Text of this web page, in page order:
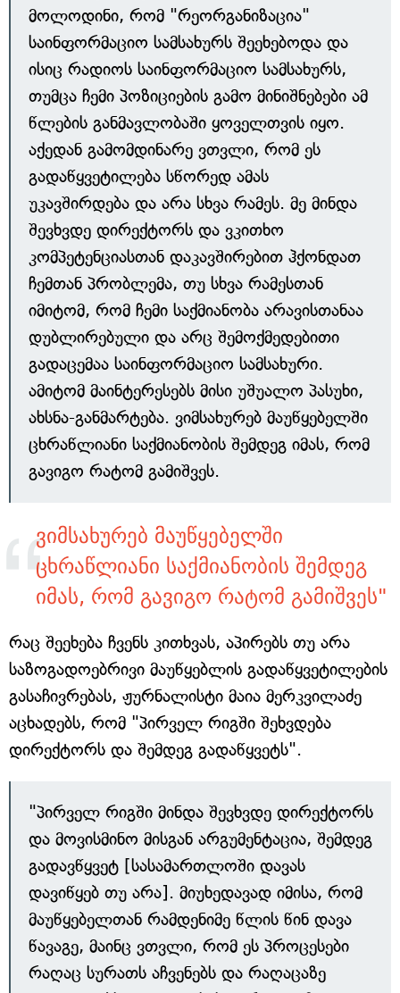
მოლოდინი, რომ "რეორგანიზაცია"
საინფორმაციო სამსახურს შეეხებოდა და
ისიც რადიოს საინფორმაციო სამსახურს,
თუმცა ჩემი პოზიციების გამო მინიშნებები ამ
წლების განმავლობაში ყოველთვის იყო.
აქედან გამომდინარე ვთვლი, რომ ეს
გადაწყვეტილება სწორედ ამას
უკავშირდება და არა სხვა რამეს. მე მინდა
შევხვდე დირექტორს და ვკითხო
კომპეტენციასთან დაკავშირებით ჰქონდათ
ჩემთან პრობლემა, თუ სხვა რამესთან
იმიტომ, რომ ჩემი საქმიანობა არავისთანაა
დუბლირებული და არც შემოქმედებითი
გადაცემაა საინფორმაციო სამსახური.
ამიტომ მაინტერესებს მისი უშუალო პასუხი,
ახსნა-განმარტება. ვიმსახურებ მაუწყებელში
ცხრაწლიანი საქმიანობის შემდეგ იმას, რომ
გავიგო რატომ გამიშვეს.
ვიმსახურებ მაუწყებელში
ცხრაწლიანი საქმიანობის შემდეგ
იმას, რომ გავიგო რატომ გამიშვეს"
რაც შეეხება ჩვენს კითხვას, აპირებს თუ არა
საზოგადოებრივი მაუწყებლის გადაწყვეტილების
გასაჩივრებას, ჟურნალისტი მაია მერკვილაძე
აცხადებს, რომ "პირველ რიგში შეხვდება
დირექტორს და შემდეგ გადაწყვეტს".
"პირველ რიგში მინდა შევხვდე დირექტორს
და მოვისმინო მისგან არგუმენტაცია, შემდეგ
გადავწყვეტ [სასამართლოში დავას
დავიწყებ თუ არა]. მიუხედავად იმისა, რომ
მაუწყებელთან რამდენიმე წლის წინ დავა
წავაგე, მაინც ვთვლი, რომ ეს პროცესები
რაღაც სურათს აჩვენებს და რაღაცაზე